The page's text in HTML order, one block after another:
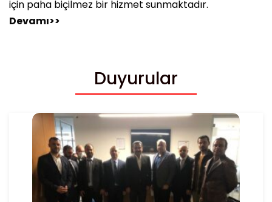
için paha biçilmez bir hizmet sunmaktadır.
Devamı>>
Duyurular